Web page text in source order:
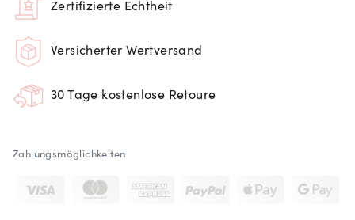
Zertifizierte Echtheit
Versicherter Wertversand
30 Tage kostenlose Retoure
Zahlungsmöglichkeiten